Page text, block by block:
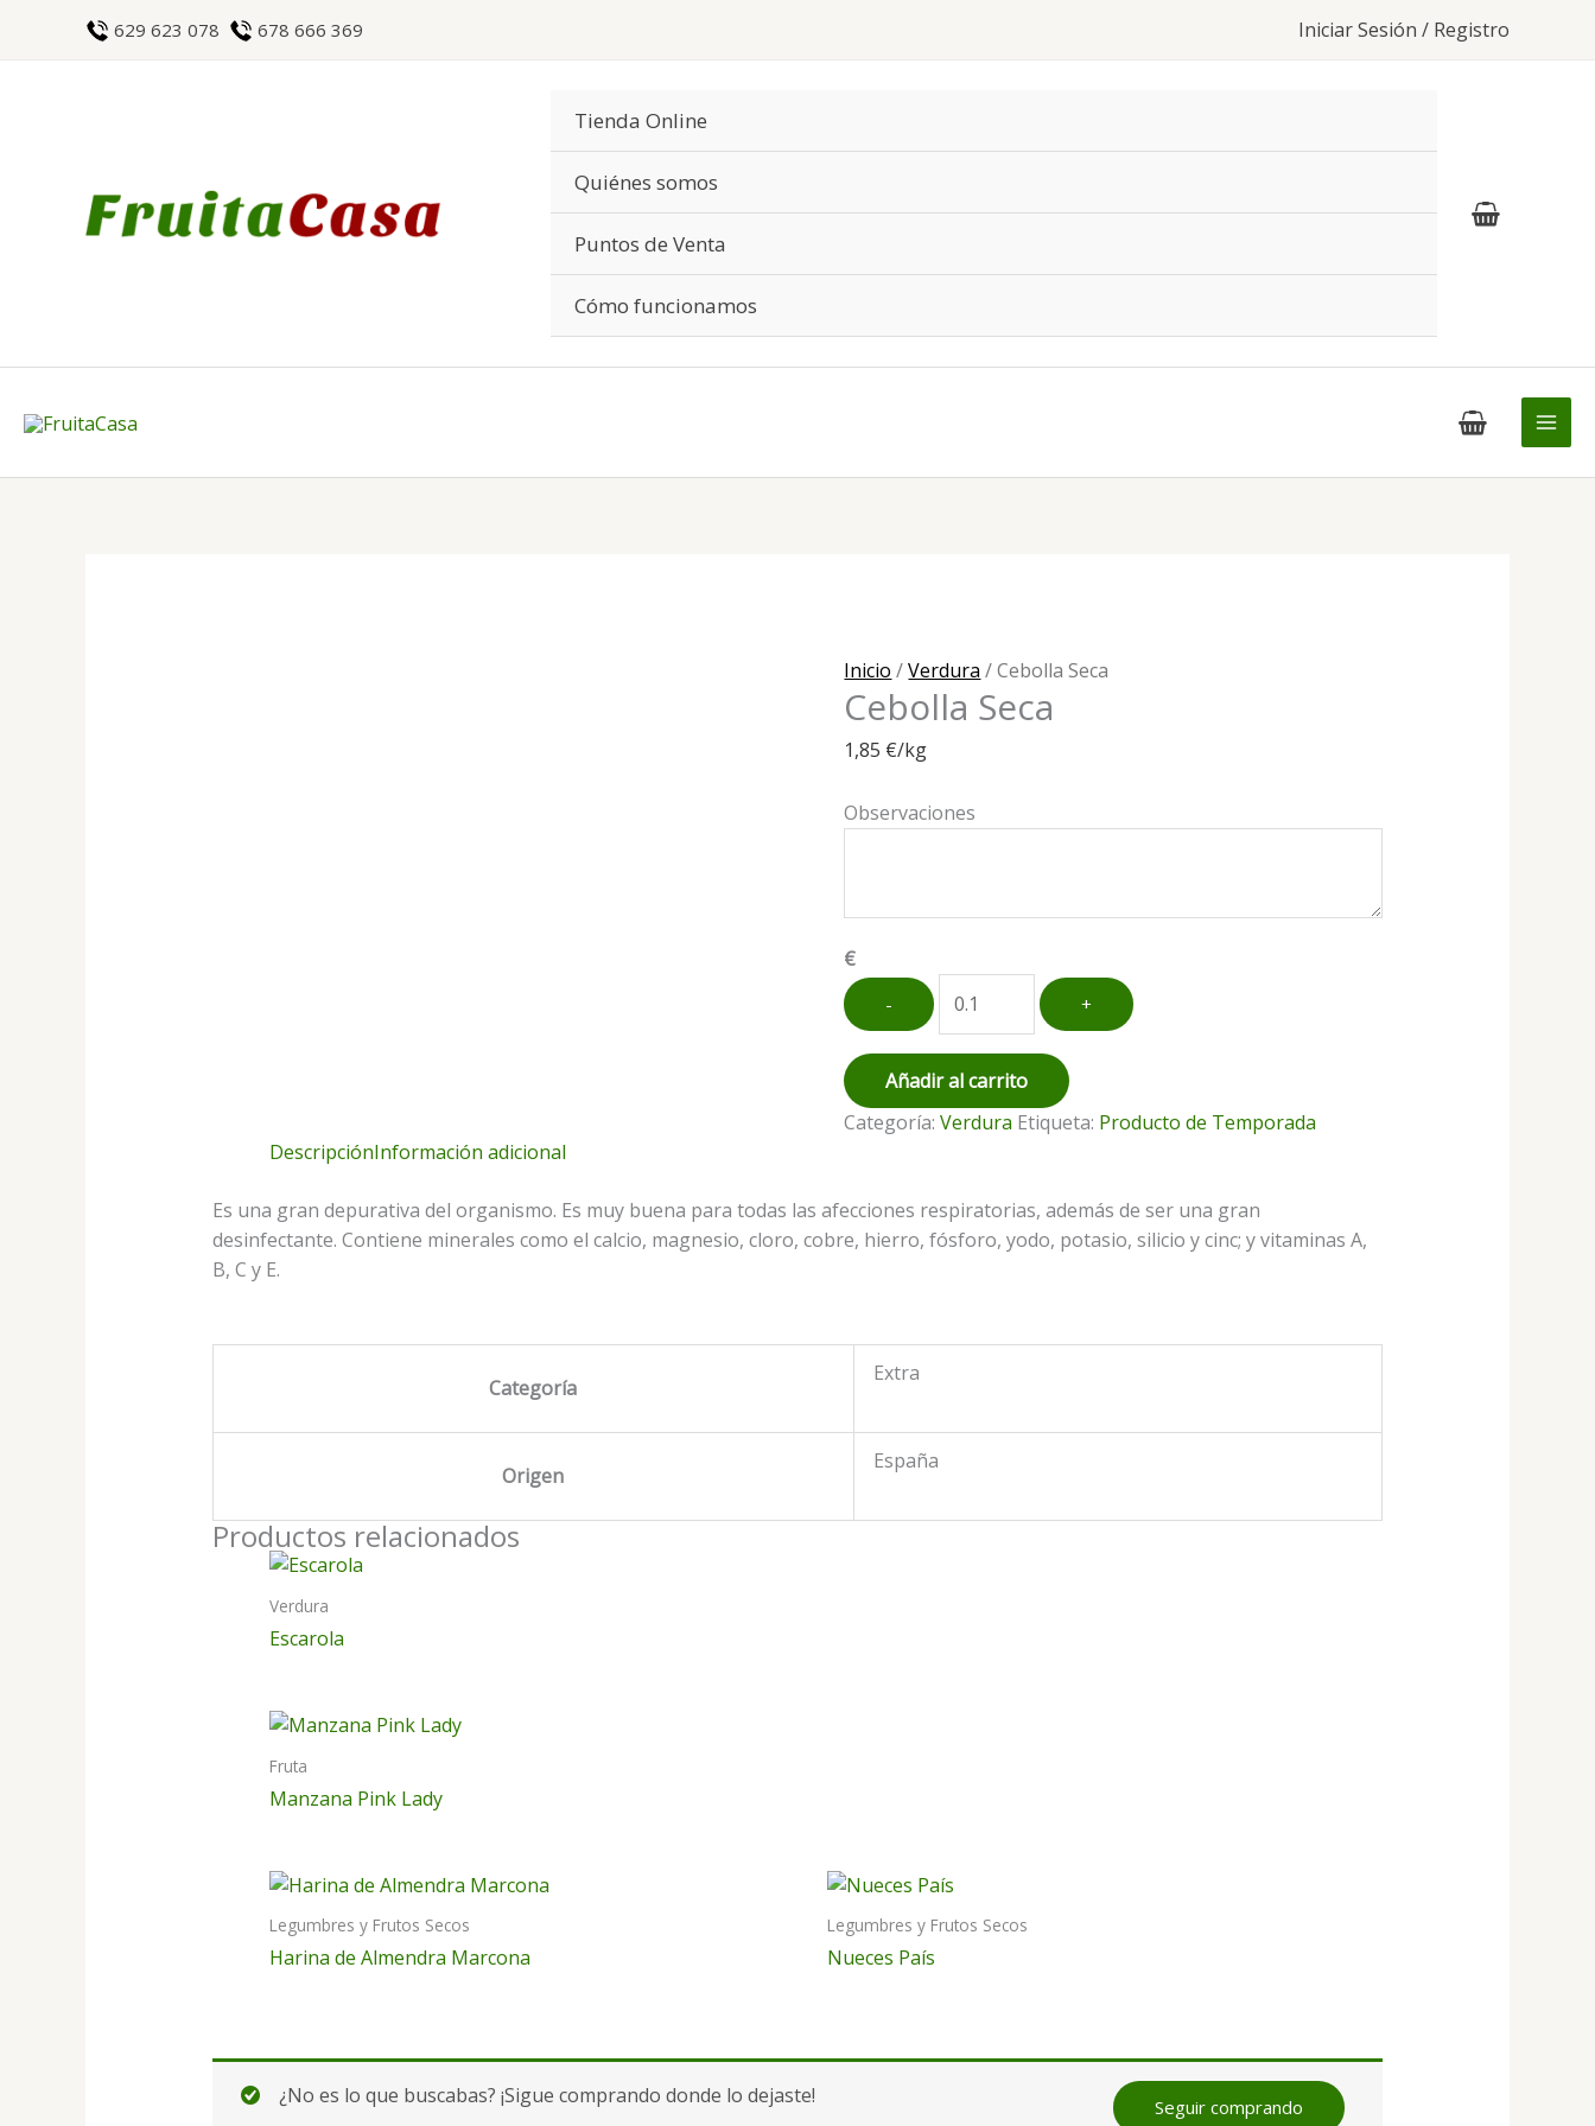
629 623 078 678 666 369 Iniciar Sesión / Registro
Tienda Online
Quiénes somos
Puntos de Venta
Cómo funcionamos
Inicio /Verdura / Cebolla Seca
Cebolla Seca
1,85 €/kg
Observaciones
€
Cebolla
Seca
- +
Añadir al carrito
Categoría:Verdura Etiqueta: Producto de Temporada
DescripciónInformación adicional
Es una gran depurativa del organismo. Es muy buena para todas las afecciones respiratorias, además de ser una gran
desinfectante. Contiene minerales como el calcio, magnesio, cloro, cobre, hierro, fósforo, yodo, potasio, silicio y cinc; y vitaminas A,
B, C y E.
Categoría
Extra
Origen
España
Productos relacionados
Verdura
Escarola
Fruta
Manzana Pink Lady
Legumbres y Frutos Secos
Harina de Almendra Marcona
Legumbres y Frutos Secos
Nueces País
Seguir comprando
¿No es lo que buscabas? ¡Sigue comprando donde lo dejaste!